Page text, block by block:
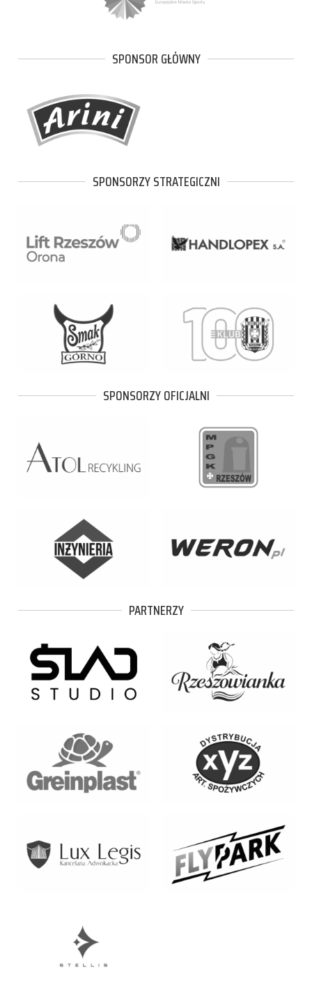
SPONSOR GŁÓWNY
SPONSORZY STRATEGICZNI
SPONSORZY OFICJALNI
PARTNERZY